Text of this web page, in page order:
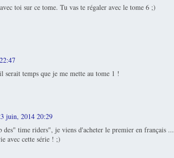
toi sur ce tome. Tu vas te régaler avec le tome 6 ;)
serait temps que je me mette au tome 1 !
juin, 2014 20:29
des" time riders", je viens d'acheter le premier en français ...
avec cette série ! ;)